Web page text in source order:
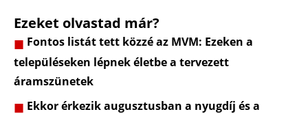
Ezeket olvastad már?
Fontos listát tett közzé az MVM: Ezeken a
településeken lépnek életbe a tervezett
áramszünetek
Ekkor érkezik augusztusban a nyugdíj és a